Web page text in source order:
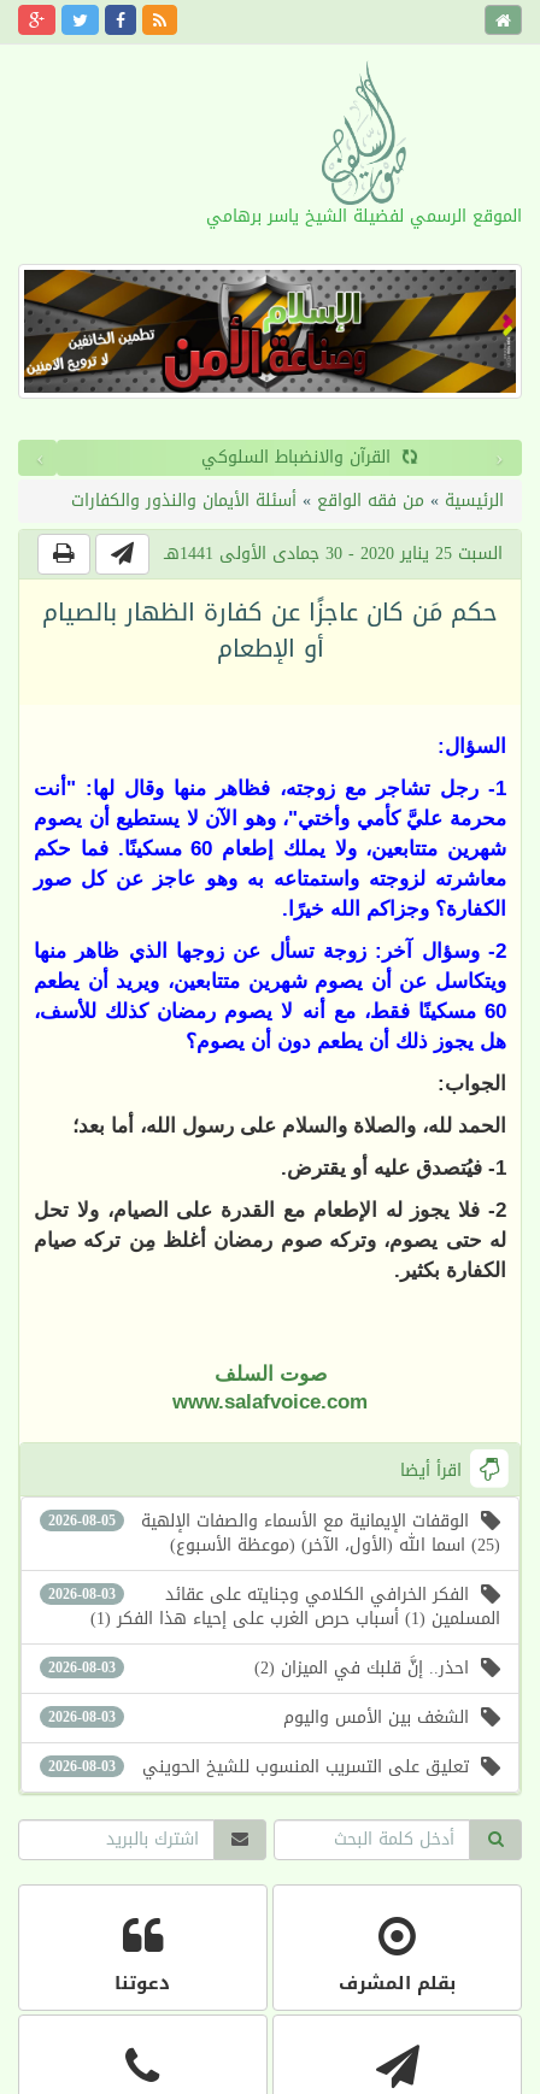
الموقع الرسمي لفضيلة الشيخ ياسر برهامي
القرآن والانضباط السلوكي ‹
›
الرئيسية » من فقه الواقع »أسئلة الأيمان والنذور والكفارات
السبت 25 يناير 2020 - 30 جمادى الأولى 1441هـ
حكم مَن كان عاجزًا عن كفارة الظهار بالصيام
أو الإطعام
السؤال:
1- رجل تشاجر مع زوجته، فظاهر منها وقال لها: "أنت
محرمة عليَّ كأمي وأختي"، وهو الآن لا يستطيع أن يصوم
شهرين متتابعين، ولا يملك إطعام 60 مسكينًا. فما حكم
معاشرته لزوجته واستمتاعه به وهو عاجز عن كل صور
الكفارة؟ وجزاكم الله خيرًا.
2- وسؤال آخر: زوجة تسأل عن زوجها الذي ظاهر منها
ويتكاسل عن أن يصوم شهرين متتابعين، ويريد أن يطعم
60 مسكينًا فقط، مع أنه لا يصوم رمضان كذلك للأسف،
هل يجوز ذلك أن يطعم دون أن يصوم؟
الجواب:
الحمد لله، والصلاة والسلام على رسول الله، أما بعد؛
1- فيُتصدق عليه أو يقترض.
2- فلا يجوز له الإطعام مع القدرة على الصيام، ولا تحل
له حتى يصوم، وتركه صوم رمضان أغلظ مِن تركه صيام
الكفارة بكثير.
صوت السلف
www.salafvoice.com
اقرأ أيضا
2026-08-05 الوقفات الإيمانية مع الأسماء والصفات الإلهية
(25) اسما الله (الأول، الآخر) (موعظة الأسبوع)
2026-08-03 الفكر الخرافي الكلامي وجنايته على عقائد
المسلمين (1) أسباب حرص الغرب على إحياء هذا الفكر (1)
2026-08-03 احذر.. إنَّ قلبك في الميزان (2)
2026-08-03 الشغف بين الأمس واليوم
2026-08-03 تعليق على التسريب المنسوب للشيخ الحويني
بقلم المشرف دعوتنا